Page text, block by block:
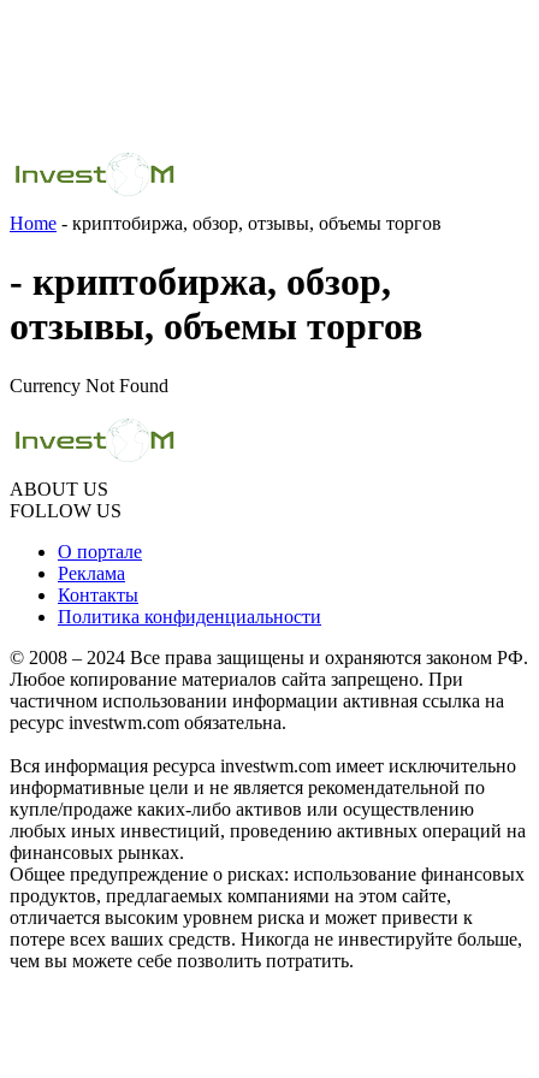
Home - криптобиржа, обзор, отзывы, объемы торгов
- криптобиржа, обзор,
отзывы, объемы торгов
Currency Not Found
ABOUT US
FOLLOW US
О портале
Реклама
Контакты
Политика конфиденциальности
© 2008 – 2024 Все права защищены и охраняются законом РФ.
Любое копирование материалов сайта запрещено. При
частичном использовании информации активная ссылка на
ресурс investwm.com обязательна.
Вся информация ресурса investwm.com имеет исключительно
информативные цели и не является рекомендательной по
купле/продаже каких-либо активов или осуществлению
любых иных инвестиций, проведению активных операций на
финансовых рынках.
Общее предупреждение о рисках: использование финансовых
продуктов, предлагаемых компаниями на этом сайте,
отличается высоким уровнем риска и может привести к
потере всех ваших средств. Никогда не инвестируйте больше,
чем вы можете себе позволить потратить.